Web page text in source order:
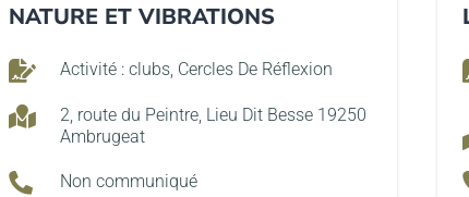
NATURE ET VIBRATIONS
 Activité : clubs, Cercles De Réflexion

2, route du Peintre, Lieu Dit Besse 19250
Ambrugeat
 Non communiqué